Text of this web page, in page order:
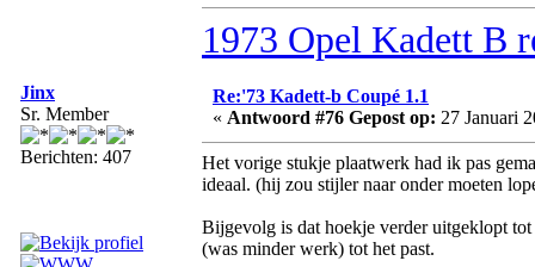
1973 Opel Kadett B
Jinx
Sr. Member
Berichten: 407
Re:'73 Kadett-b Coupé 1.1
« Antwoord #76 Gepost op: 27 Januari
Het vorige stukje plaatwerk had ik pas
ideaal. (hij zou stijler naar onder moeten
Bijgevolg is dat hoekje verder uitgeklopt
(was minder werk) tot het past.